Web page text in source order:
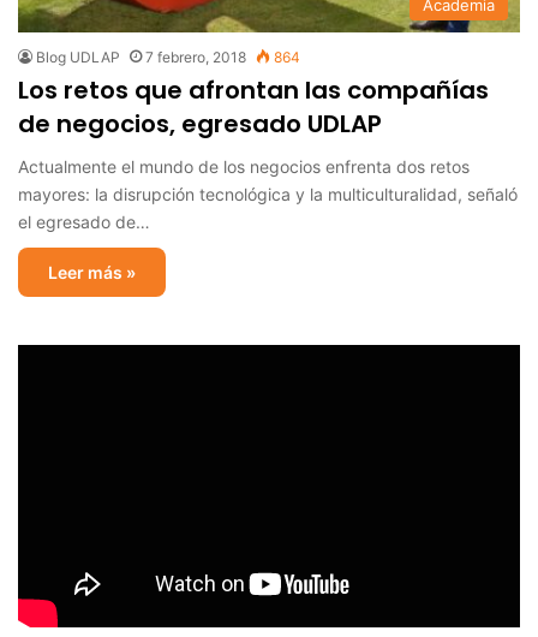
Academia
Blog UDLAP 7 febrero, 2018 864
Los retos que afrontan las compañías
de negocios, egresado UDLAP
Actualmente el mundo de los negocios enfrenta dos retos
mayores: la disrupción tecnológica y la multiculturalidad, señaló
el egresado de…
Leer más »